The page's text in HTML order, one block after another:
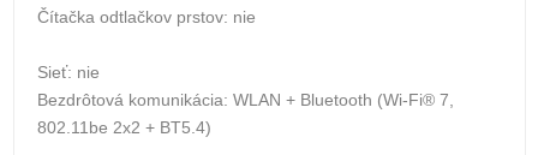
Čítačka odtlačkov prstov: nie
Sieť: nie
Bezdrôtová komunikácia: WLAN + Bluetooth (Wi-Fi® 7,
802.11be 2x2 + BT5.4)